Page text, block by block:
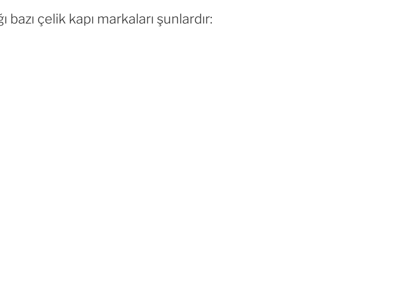
bazı çelik kapı markaları şunlardır: